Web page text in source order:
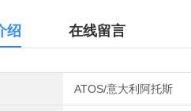
绍 在线留言
ATOS/意大利阿托斯